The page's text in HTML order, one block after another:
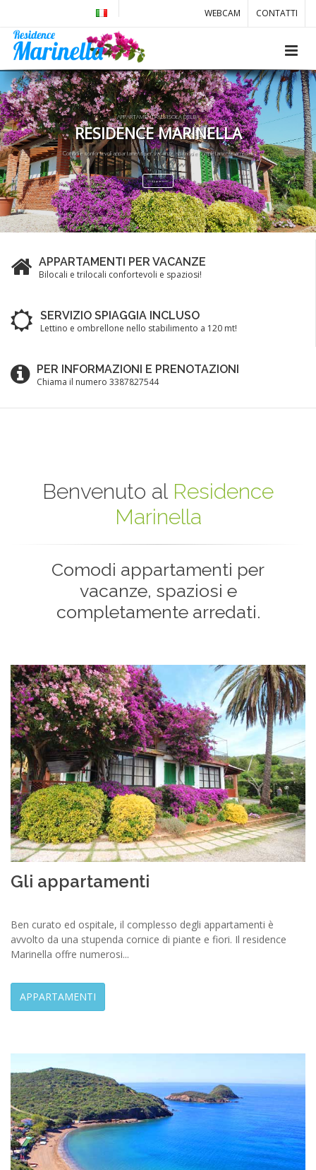
WEBCAM CONTATTI
APPARTAMENTI ALL'ISOLA D'ELBA
RESIDENCE MARINELLA
Comodi e confortevoli appartamenti per vacanze, spaziosi e completamente arredati.
Gli Appartamenti!
APPARTAMENTI PER VACANZE
Bilocali e trilocali confortevoli e spaziosi!
SERVIZIO SPIAGGIA INCLUSO
Lettino e ombrellone nello stabilimento a 120 mt!
PER INFORMAZIONI E PRENOTAZIONI
Chiama il numero 3387827544
Benvenuto al Residence
Marinella
Comodi appartamenti per
vacanze, spaziosi e
completamente arredati.
Gli appartamenti
Ben curato ed ospitale, il complesso degli appartamenti è
avvolto da una stupenda cornice di piante e fiori. Il residence
Marinella offre numerosi...
APPARTAMENTI